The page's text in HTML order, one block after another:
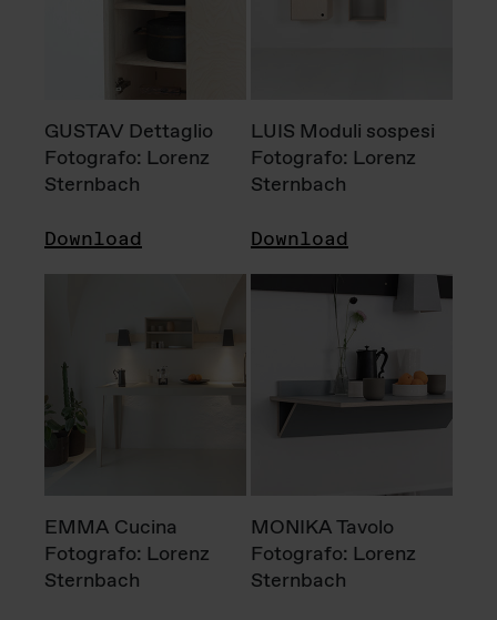
GUSTAV Dettaglio
Fotografo: Lorenz
Sternbach
Download
LUIS Moduli sospesi
Fotografo: Lorenz
Sternbach
Download
EMMA Cucina
Fotografo: Lorenz
Sternbach
MONIKA Tavolo
Fotografo: Lorenz
Sternbach